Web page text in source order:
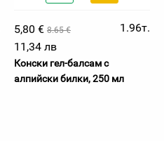
5,80 € 8.65 €
1.96т.
11,34 лв
Конски гел-балсам с
алпийски билки, 250 мл